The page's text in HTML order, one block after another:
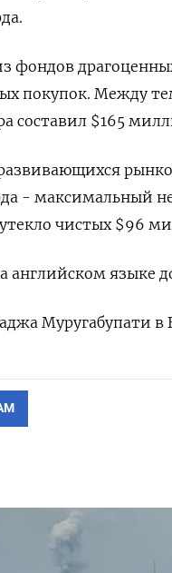
фондов
покупок. Между
составил $165
- максимальный
чистых $96
английском языке
Муругабупати в